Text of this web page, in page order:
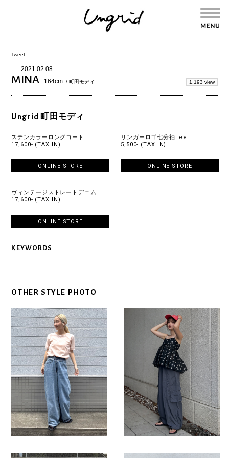
Tweet
2021.02.08
MINA 164cm / 町田モディ 1,193 view
Ungrid 町田モディ
ステンカラーロングコート
17,600- (TAX IN)
ONLINE STORE
リンガーロゴ七分袖Tee
5,500- (TAX IN)
ONLINE STORE
ヴィンテージストレートデニム
17,600- (TAX IN)
ONLINE STORE
KEYWORDS
OTHER STYLE PHOTO